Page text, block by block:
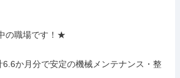
の職場です！★
か月分で安定の機械メンテナンス・整